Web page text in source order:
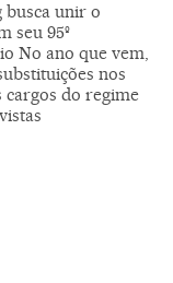
busca unir o
seu 95º
No ano que vem,
nos
cargos do regime